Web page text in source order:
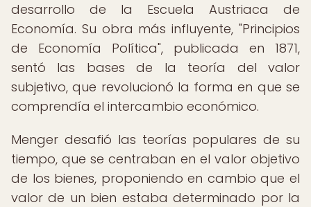
desarrollo de la Escuela Austriaca de
Economía. Su obra más influyente, "Principios
de Economía Política", publicada en 1871,
sentó las bases de la teoría del valor
subjetivo, que revolucionó la forma en que se
comprendía el intercambio económico.
Menger desafió las teorías populares de su
tiempo, que se centraban en el valor objetivo
de los bienes, proponiendo en cambio que el
valor de un bien estaba determinado por la